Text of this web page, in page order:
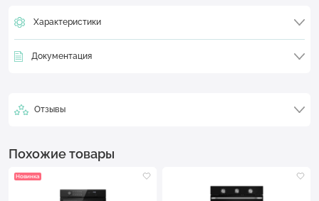
Характеристики
Документация
Отзывы
Похожие товары
Новинка